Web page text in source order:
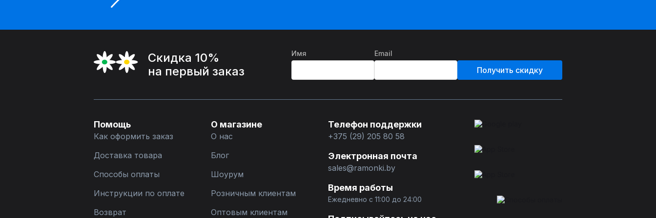
Скидка 10%
на первый заказ
Имя Email
Получить скидку
Помощь
Как оформить заказ
Доставка товара
Способы оплаты
Инструкции по оплате
Возврат
О магазине
О нас
Блог
Шоурум
Розничным клиентам
Оптовым клиентам
Телефон поддержки
+375 (29) 205 80 58
Электронная почта
sales@ramonki.by
Время работы
Ежедневно с 11:00 до 24:00